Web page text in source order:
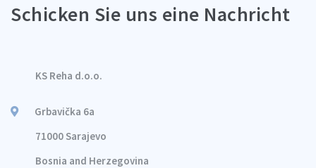
Schicken Sie uns eine Nachricht
KS Reha d.o.o.
Grbavička 6a
71000 Sarajevo
Bosnia and Herzegovina